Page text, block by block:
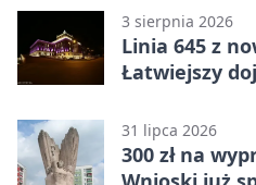
3 sierpnia 2026
Linia 645 z
Łatwiejszy
31 lipca 2026
300 zł na